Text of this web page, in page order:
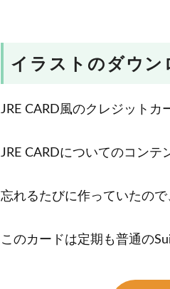
イラストのダウン
JRE CARD風のクレジットカ
JRE CARDについてのコン
忘れるたびに作っていたの
このカードは定期も普通の